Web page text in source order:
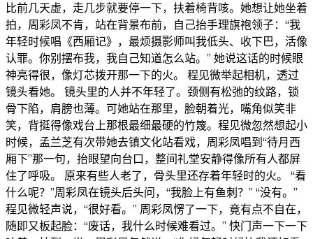
比前几天虚，走几步就要停一下，扶着椅背咳。她想让她坐着
拍，周彩凤不肯，站在背景布前，自己抬手理旗袍领子：“我
年轻时候唱《西厢记》，最烦摄影师叫我低头、收下巴，活像
认罪。你别摆布我，我自己知道怎么站。” 她说这话的时候眼
神亮得很，像灯芯拨开那一下的火。 程见微举起相机，透过
镜头看她。 镜头里的人并不年轻了。颈侧有松弛的纹路，锁
骨下陷，肩膀也薄。可她站在那里，脸朝着光，嘴角似笑非
笑，背挺得像戏台上那根最细最硬的竹篾。程见微忽然想起小
时候，孟兰芝有次带她去镇文化站看戏，周彩凤唱到“待月西
厢下”那一句，抬眼望向台口，整间礼堂安静得像所有人都屏
住了呼吸。 原来有些人老了，骨头里还存着年轻时的火。 “看
什么呢？”周彩凤在镜头后头问，“我脸上有鱼刺？” “没有。”
程见微轻声说，“很好看。” 周彩凤愣了一下，竟有点不自在，
随即又板起脸：“废话，我什么时候难看过。” 快门声一下一下